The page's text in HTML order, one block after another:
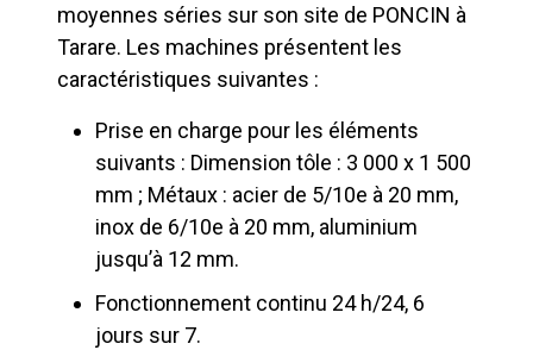
moyennes séries sur son site de PONCIN à
Tarare. Les machines présentent les
caractéristiques suivantes :
Prise en charge pour les éléments
suivants : Dimension tôle : 3 000 x 1 500
mm ; Métaux : acier de 5/10e à 20 mm,
inox de 6/10e à 20 mm, aluminium
jusqu’à 12 mm.
Fonctionnement continu 24 h/24, 6
jours sur 7.